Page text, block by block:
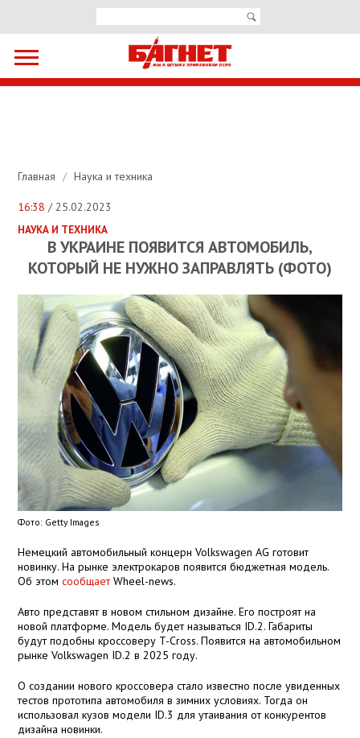
Главная / Наука и техника
16:38 / 25.02.2023
НАУКА И ТЕХНИКА
В УКРАИНЕ ПОЯВИТСЯ АВТОМОБИЛЬ,
КОТОРЫЙ НЕ НУЖНО ЗАПРАВЛЯТЬ (ФОТО)
Фото: Getty Images
Немецкий автомобильный концерн Volkswagen AG готовит
новинку. На рынке электрокаров появится бюджетная модель.
Об этомсообщаетWheel-news.
Авто представят в новом стильном дизайне. Его построят на
новой платформе. Модель будет называться ID.2. Габариты
будут подобны кроссоверу T-Cross. Появится на автомобильном
рынке Volkswagen ID.2 в 2025 году.
О создании нового кроссовера стало известно после увиденных
тестов прототипа автомобиля в зимних условиях. Тогда он
использовал кузов модели ID.3 для утаивания от конкурентов
дизайна новинки.